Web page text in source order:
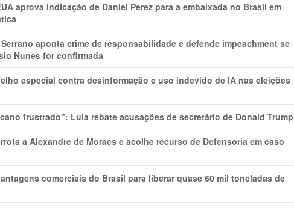
aprova indicação de Daniel Perez para a embaixada no Brasil em
aponta crime de responsabilidade e defende impeachment se
Nunes for confirmada
especial contra desinformação e uso indevido de IA nas eleições
frustrado": Lula rebate acusações de secretário de Donald Trump
a Alexandre de Moraes e acolhe recurso de Defensoria em caso
comerciais do Brasil para liberar quase 60 mil toneladas de